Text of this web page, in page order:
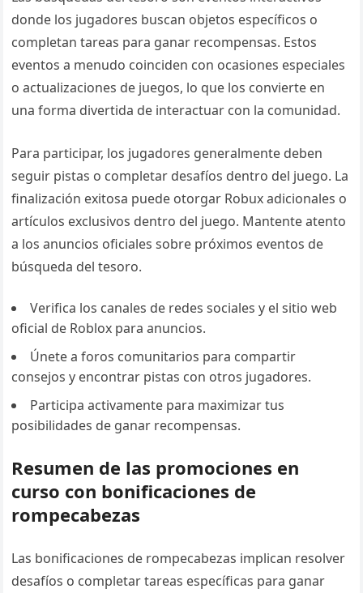
donde los jugadores buscan objetos específicos o
completan tareas para ganar recompensas. Estos
eventos a menudo coinciden con ocasiones especiales
o actualizaciones de juegos, lo que los convierte en
una forma divertida de interactuar con la comunidad.
Para participar, los jugadores generalmente deben
seguir pistas o completar desafíos dentro del juego. La
finalización exitosa puede otorgar Robux adicionales o
artículos exclusivos dentro del juego. Mantente atento
a los anuncios oficiales sobre próximos eventos de
búsqueda del tesoro.
Verifica los canales de redes sociales y el sitio web
oficial de Roblox para anuncios.
Únete a foros comunitarios para compartir
consejos y encontrar pistas con otros jugadores.
Participa activamente para maximizar tus
posibilidades de ganar recompensas.
Resumen de las promociones en
curso con bonificaciones de
rompecabezas
Las bonificaciones de rompecabezas implican resolver
desafíos o completar tareas específicas para ganar